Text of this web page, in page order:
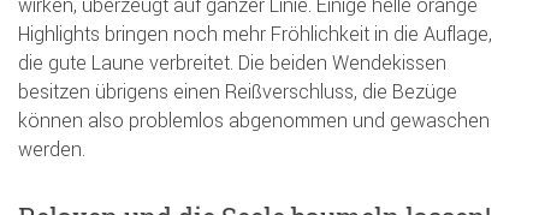
wirken, überzeugt auf ganzer Linie. Einige helle orange
Highlights bringen noch mehr Fröhlichkeit in die Auflage,
die gute Laune verbreitet. Die beiden Wendekissen
besitzen übrigens einen Reißverschluss, die Bezüge
können also problemlos abgenommen und gewaschen
werden.